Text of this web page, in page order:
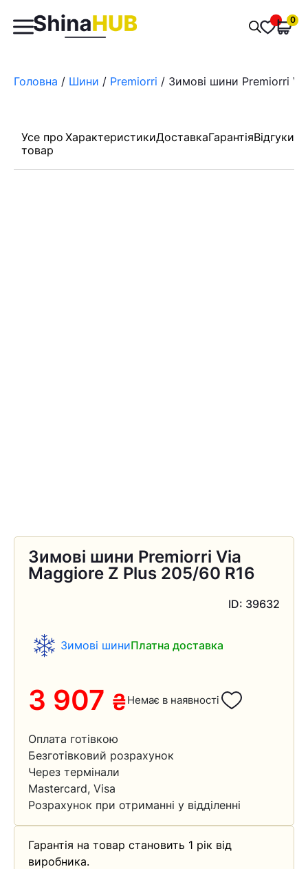
Пошук
товарів
0
Головна / Шини / Premiorri / Зимові шини Premiorri
Усе про
товар
ХарактеристикиДоставкаГарантіяВідгуки
Зимові шини Premiorri Via
Maggiore Z Plus 205/60 R16
ID: 39632
Зимові шиниПлатна доставка
3 907 ₴Немає в наявності
Оплата готівкою
Безготівковий розрахунок
Через термінали
Mastercard, Visa
Розрахунок при отриманні у відділенні
Гарантія на товар становить 1 рік від
виробника.